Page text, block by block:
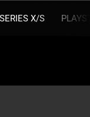
X/S